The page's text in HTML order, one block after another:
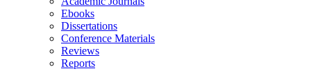
Ebooks
Dissertations
Conference Materials
Reviews
Reports